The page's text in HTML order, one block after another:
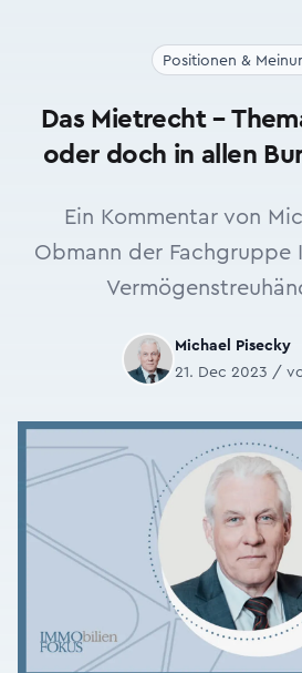
Positionen &
Das Mietrecht –
oder doch in allen
Ein Kommentar von
Obmann der Fachgruppe
Michael Pisecky
21. Dec 2023 /